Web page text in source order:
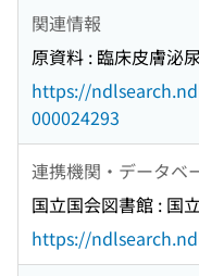
関連情報
原資料 : 臨床皮膚泌
https://
000024293
連携機関・データベ
国立国会図書館 : 国
https://